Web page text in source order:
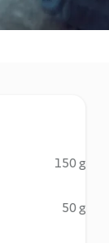
150 g
50 g